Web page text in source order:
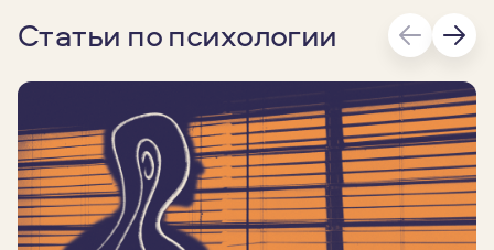
Статьи по психологии